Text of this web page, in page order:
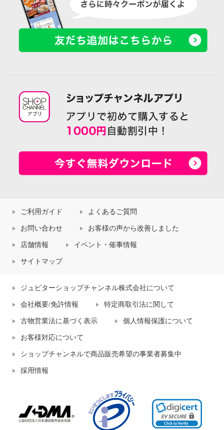
ご利用ガイド よくあるご質問
お問い合わせ お客様の声から改善しました
店舗情報 イベント・催事情報
サイトマップ
ジュピターショップチャンネル株式会社について
会社概要/免許情報 特定商取引法に関して
古物営業法に基づく表示 個人情報保護について
お客様対応について
ショップチャンネルで商品販売希望の事業者募集中
採用情報